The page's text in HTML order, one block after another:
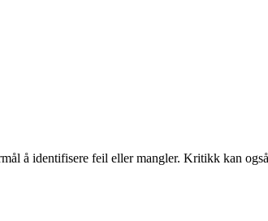
å identifisere feil eller mangler. Kritikk kan